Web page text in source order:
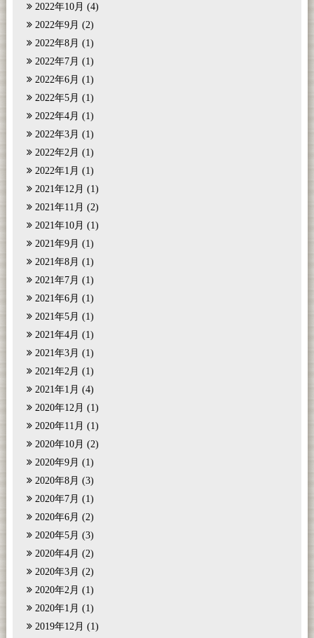
2022年10月 (4)
2022年9月 (2)
2022年8月 (1)
2022年7月 (1)
2022年6月 (1)
2022年5月 (1)
2022年4月 (1)
2022年3月 (1)
2022年2月 (1)
2022年1月 (1)
2021年12月 (1)
2021年11月 (2)
2021年10月 (1)
2021年9月 (1)
2021年8月 (1)
2021年7月 (1)
2021年6月 (1)
2021年5月 (1)
2021年4月 (1)
2021年3月 (1)
2021年2月 (1)
2021年1月 (4)
2020年12月 (1)
2020年11月 (1)
2020年10月 (2)
2020年9月 (1)
2020年8月 (3)
2020年7月 (1)
2020年6月 (2)
2020年5月 (3)
2020年4月 (2)
2020年3月 (2)
2020年2月 (1)
2020年1月 (1)
2019年12月 (1)